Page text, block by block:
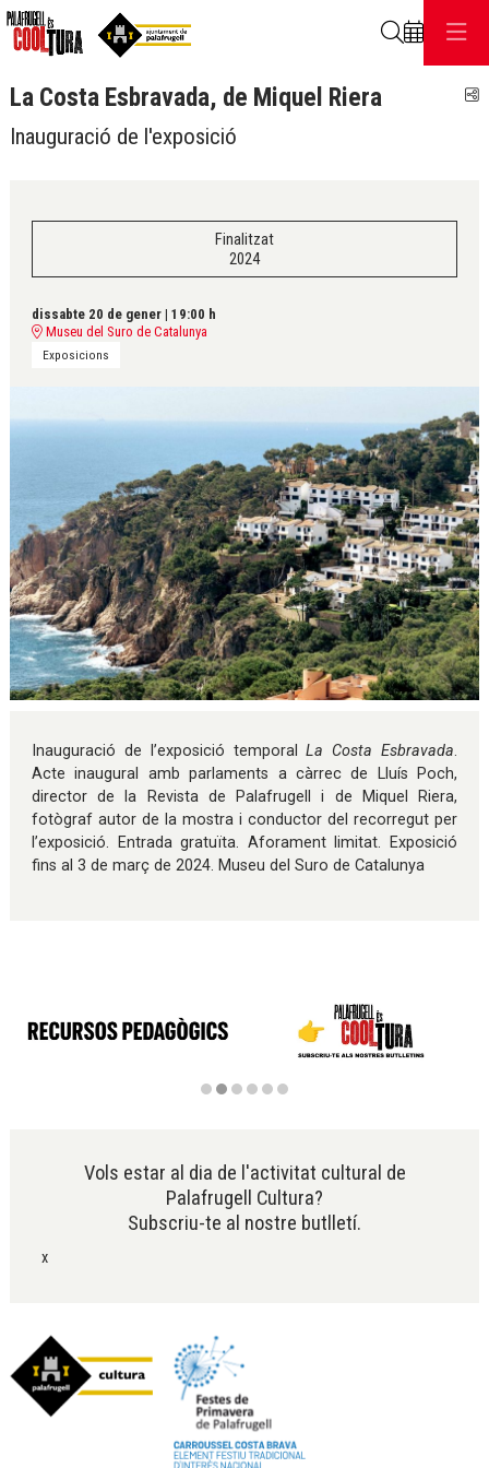
La Costa Esbravada, de Miquel Riera
Inauguració de l'exposició
Finalitzat
2024
dissabte 20 de gener | 19:00 h
Museu del Suro de Catalunya
Exposicions
Inauguració de l’exposició temporalLa Costa Esbravada.
Acte inaugural amb parlaments a càrrec de Lluís Poch,
director de la Revista de Palafrugell i de Miquel Riera,
fotògraf autor de la mostra i conductor del recorregut per
l’exposició. Entrada gratuïta. Aforament limitat. Exposició
fins al 3 de març de 2024. Museu del Suro de Catalunya
Vols estar al dia de l'activitat cultural de
Palafrugell Cultura?
Subscriu-te al nostre butlletí.
x